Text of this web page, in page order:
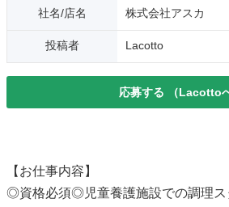
社名/店名 株式会社アスカ
投稿者 Lacotto
応募する （Lacotto
【お仕事内容】
◎資格必須◎児童養護施設での調理ス